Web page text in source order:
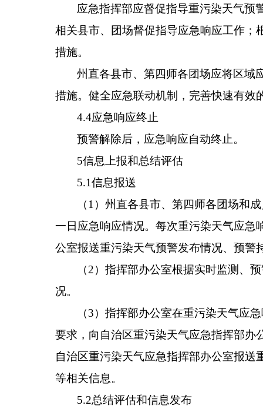
应急指挥部应督促指导重污染天气预
相关县市、 团场督促指导应急响应工作；
措施。
州直各县市、第四师各团场应将区域
措施。健全应急联动机制，完善快速有效
4.4应急响应终止
预警解除后，应急响应自动终止。
5信息上报和总结评估
5.1信息报送
（1 ）州直各县市、第四师各团场和
一日应急响应情况。每次重污染天气应急
公室报送重污染天气预警发布情况、 预警
（2）指挥部办公室根据实时监测、
况。
（3）指挥部办公室在重污染天气应
要求， 向 自治区重污染天气应急指挥部办
自治区重污染天气应急指挥部办公室报送
等相关信息。
5.2总结评估和信息发布